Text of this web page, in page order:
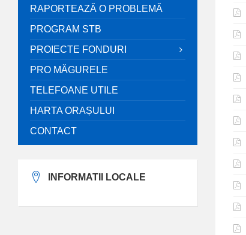
RAPORTEAZĂ O PROBLEMĂ
PROGRAM STB
PROIECTE FONDURI
PRO MĂGURELE
TELEFOANE UTILE
HARTA ORAȘULUI
CONTACT
INFORMATII LOCALE